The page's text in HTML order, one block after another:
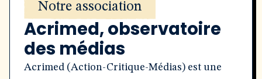
Notre association
Acrimed, observatoire
des médias
Acrimed (Action-Critique-Médias) est une